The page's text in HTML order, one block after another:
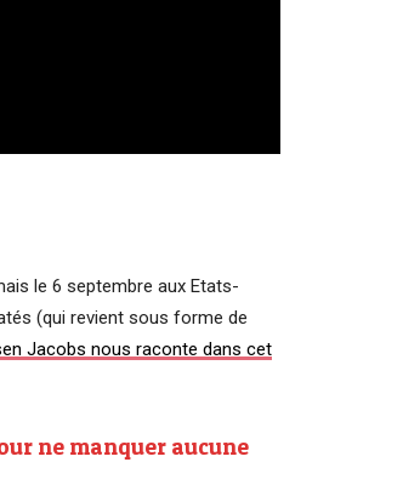
le 6 septembre aux Etats-
(qui revient sous forme de
Jacobs nous raconte dans cet
ne manquer aucune